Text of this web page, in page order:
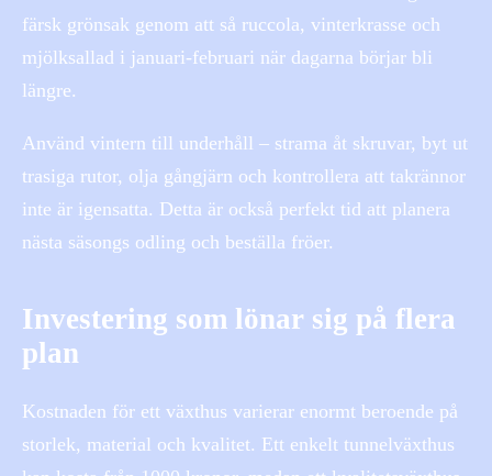
färsk grönsak genom att så ruccola, vinterkrasse och
mjölksallad i januari-februari när dagarna börjar bli
längre.
Använd vintern till underhåll – strama åt skruvar, byt ut
trasiga rutor, olja gångjärn och kontrollera att takrännor
inte är igensatta. Detta är också perfekt tid att planera
nästa säsongs odling och beställa fröer.
Investering som lönar sig på flera
plan
Kostnaden för ett växthus varierar enormt beroende på
storlek, material och kvalitet. Ett enkelt tunnelväxthus